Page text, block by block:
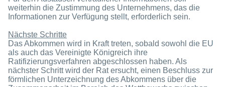
weiterhin die Zustimmung des Unternehmens, das die
Informationen zur Verfügung stellt, erforderlich sein.
Nächste Schritte
Das Abkommen wird in Kraft treten, sobald sowohl die EU
als auch das Vereinigte Königreich ihre
Ratifizierungsverfahren abgeschlossen haben. Als
nächster Schritt wird der Rat ersucht, einen Beschluss zur
förmlichen Unterzeichnung des Abkommens über die